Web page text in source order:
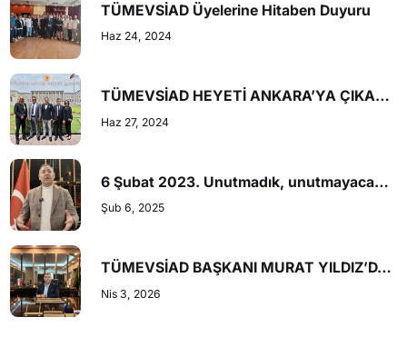
TÜMEVSİAD Üyelerine Hitaben Duyuru
Haz 24, 2024
TÜMEVSİAD HEYETİ ANKARA’YA ÇIKARMA YAPTI
Haz 27, 2024
6 Şubat 2023. Unutmadık, unutmayacağız.
Şub 6, 2025
TÜMEVSİAD BAŞKANI MURAT YILDIZ’DAN HOBİ BAHÇELERİ YASA ÇALIŞMASINA İLİŞKİN AÇIKLAMA
Nis 3, 2026